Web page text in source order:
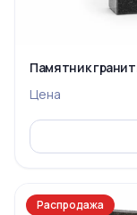
Памятник
Цена
Распродажа